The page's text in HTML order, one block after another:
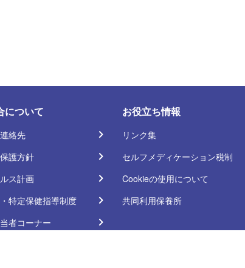
について
絡先
護方針
ス計画
特定保健指導制度
者コーナー
お役立ち情報
リンク集
セルフメディケーション税制
Cookieの使用について
共同利用保養所